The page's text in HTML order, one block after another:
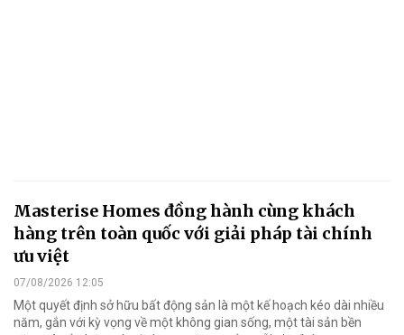
Masterise Homes đồng hành cùng khách
hàng trên toàn quốc với giải pháp tài chính
ưu việt
07/08/2026 12:05
Một quyết định sở hữu bất động sản là một kế hoạch kéo dài nhiều
năm, gắn với kỳ vọng về một không gian sống, một tài sản bền